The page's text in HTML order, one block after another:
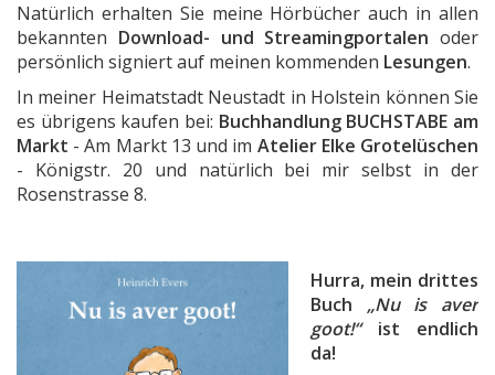
Natürlich erhalten Sie meine Hörbücher auch in allen
bekannten Download- und Streamingportalen oder
persönlich signiert auf meinen kommenden Lesungen.
In meiner Heimatstadt Neustadt in Holstein können Sie
es übrigens kaufen bei: Buchhandlung BUCHSTABE am
Markt - Am Markt 13 und im Atelier Elke Grotelüschen
- Königstr. 20 und natürlich bei mir selbst in der
Rosenstrasse 8.
Hurra, mein drittes
Buch „Nu is aver
goot!“ist endlich
da!